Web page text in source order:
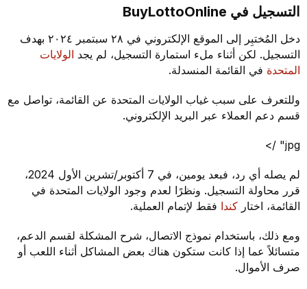
التسجيل في BuyLottoOnline
دخل المُختبِر إلى الموقع الإلكتروني في ٢٨ سبتمبر ٢٠٢٤ بهدف
التسجيل. لكن أثناء ملء استمارة التسجيل، لم يجدالولايات
المتحدةفي القائمة المنسدلة.
وللتعرف على سبب غياب الولايات المتحدة عن القائمة، تواصل مع
قسم دعم العملاء عبر البريد الإلكتروني.
jpg" />
لم يصله أي رد، فبعد يومين، في 7 أكتوبر/تشرين الأول 2024،
قرر محاولة التسجيل. ونظرًا لعدم وجود الولايات المتحدة في
القائمة، اختار كندافقط لإتمام العملية.
ومع ذلك، باستخدام نموذج الاتصال، شرح المشكلة لقسم الدعم،
متسائلاً عما إذا كانت ستكون هناك بعض المشاكل أثناء اللعب أو
صرف الأموال.